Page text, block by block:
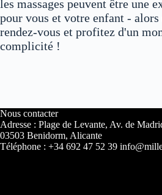
les massages peuvent être une
pour vous et votre enfant - alors
rendez-vous et profitez d'un
complicité !
Nous contacter
Adresse : Plage de Levante, Av. de
03503 Benidorm, Alicante
Téléphone : +34 692 47 52 39